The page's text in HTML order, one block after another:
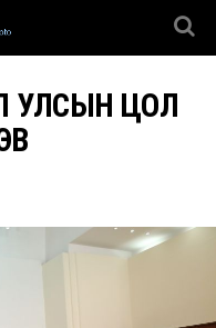
УЛСЫН ЦОЛ